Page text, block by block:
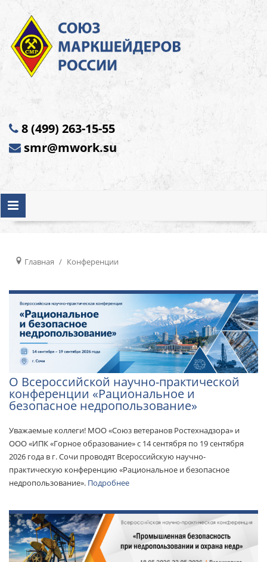
8 (499) 263-15-55
smr@mwork.su
Главная Конференции
О Всероссийской научно-практической
конференции «Рациональное и
безопасное недропользование»
Уважаемые коллеги! МОО «Союз ветеранов Ростехнадзора» и
ООО «ИПК «Горное образование» с 14 сентября по 19 сентября
2026 года в г. Сочи проводят Всероссийскую научно-
практическую конференцию «Рациональное и безопасное
недропользование». Подробнее